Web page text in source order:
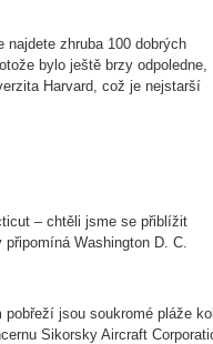
najdete zhruba 100 dobrých
bylo ještě brzy odpoledne,
Harvard, což je nejstarší
– chtěli jsme se přiblížit
Washington D. C.
jsou soukromé pláže
Sikorsky Aircraft